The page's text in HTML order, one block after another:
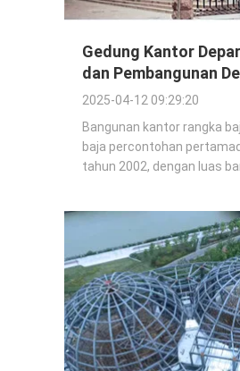
Gedung Kantor
dan Pembangunan
Provinsi Shandong
2025-04-12 09:29:20
Bangunan kantor rangka
baja percontohan
tahun 2002, dengan luas
beton untuk konstruksi di